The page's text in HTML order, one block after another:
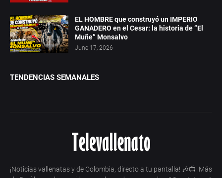
EL HOMBRE que construyó un IMPERIO
GANADERO en el Cesar: la historia de “El
Muñe” Monsalvo
June 17, 2026
TENDENCIAS SEMANALES
¡Noticias vallenatas y de Colombia, directo a tu pantalla! 🎶📺 ¡Más